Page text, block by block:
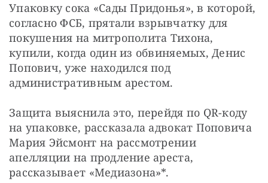
Упаковку сока «Сады Придонья», в которой,
согласно ФСБ, прятали взрывчатку для
покушения на митрополита Тихона,
купили, когда один из обвиняемых, Денис
Попович, уже находился под
административным арестом.
Защита выяснила это, перейдя по QR-коду
на упаковке, рассказала адвокат Поповича
Мария Эйсмонт на рассмотрении
апелляции на продление ареста,
рассказывает «Медиазона»*.